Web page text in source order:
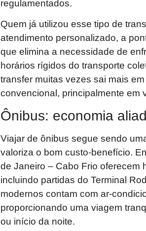
regulamentados.
Quem já utilizou esse tipo de
atendimento personalizado, a
que elimina a necessidade de
horários rígidos do transporte
transfer muitas vezes sai mais
convencional, principalmente em
Ônibus: economia
Viajar de ônibus segue sendo
valoriza o bom custo-benefício.
de Janeiro – Cabo Frio oferecem
incluindo partidas do Terminal
modernos contam com ar-
proporcionando uma viagem
ou início da noite.